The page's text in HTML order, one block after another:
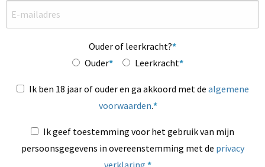
Ouder of leerkracht?
Ouder
Leerkracht
Ik ben 18 jaar of ouder en ga akkoord met de algemene
voorwaarden.
Ik geef toestemming voor het gebruik van mijn
persoonsgegevens in overeenstemming met de privacy